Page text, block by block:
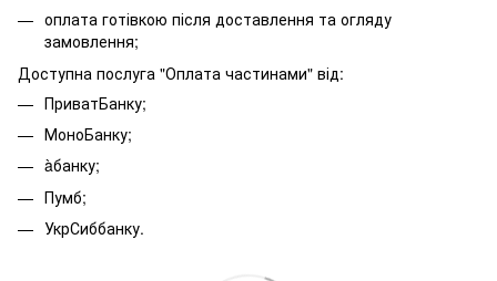
оплата готівкою після доставлення та огляду
замовлення;
Доступна послуга "Оплата частинами" від:
ПриватБанку;
МоноБанку;
àбанку;
Пумб;
УкрСиббанку.